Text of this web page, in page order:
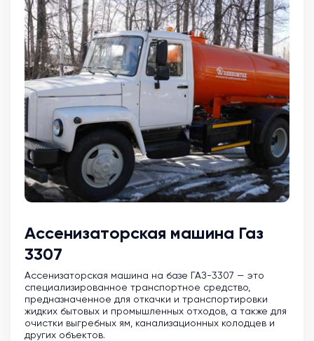
Ассенизаторская машина Газ
3307
Ассенизаторская машина на базе ГАЗ-3307 — это
специализированное транспортное средство,
предназначенное для откачки и транспортировки
жидких бытовых и промышленных отходов, а также для
очистки выгребных ям, канализационных колодцев и
других объектов.